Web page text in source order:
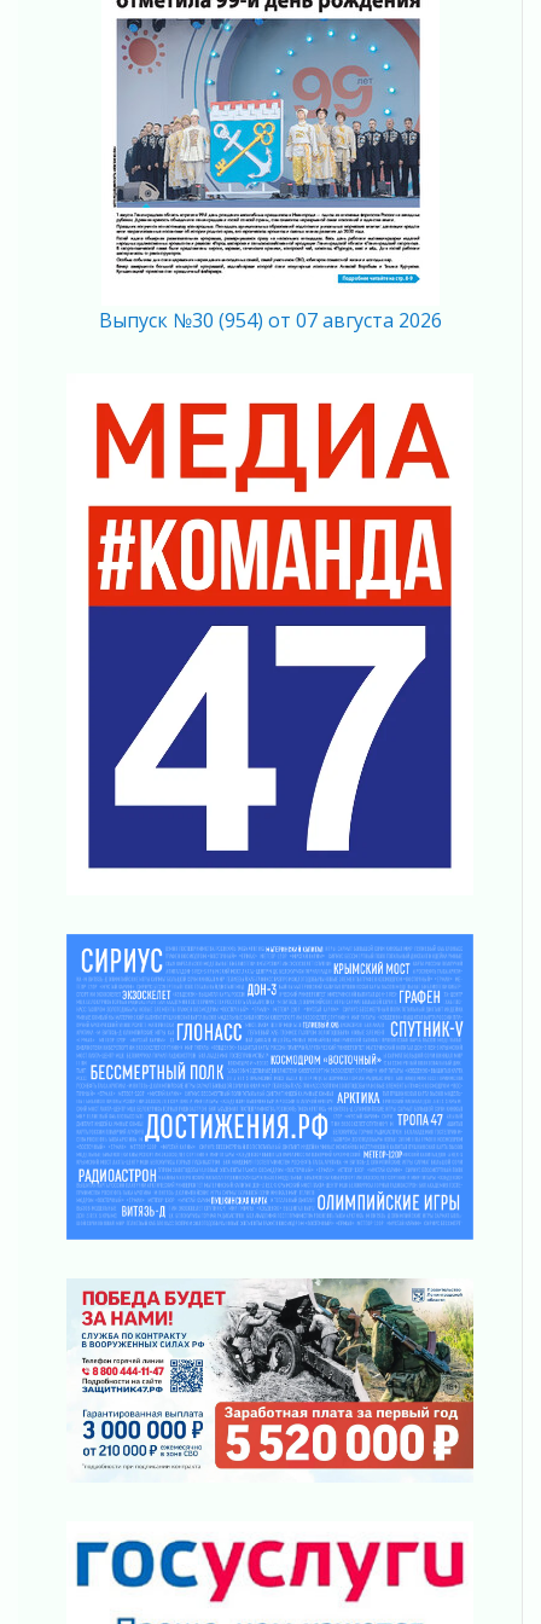
03 августа 2026
Ленобласть повышает производительность
труда в ЖКХ
Поддержка волонтерских объединений
03 августа 2026
Ладожский мост полностью закроют на два
03 августа 2026
Музеи Ленобласти обновляют пространства
Новая площадка: 2027
рассчитывать на доплату от региона
03 августа 2026
За сутки в Ленинградской области
ликвидировали 10 пожаров
03 августа 2026
Клюква наливается, но в корзинку пока не
просится
03 августа 2026
Строительные компании Ленобласти
подняли зарплаты почти на 40% за год
Шесть новых жизней в честь дня рождения
Ленинградской области
03 августа 2026
Уроки безопасности для детей и взрослых
Ленобласть отмечает День Воздушно-
десантных войск
«Активное лето»
02 августа 2026
Ленобласть отметила заслуги жителей перед
регионом и страной
02 августа 2026
Ладога — не пруд
02 августа 2026
ПСК через Гослуслуги напомнит жителям
Ленинградской области о неоплаченных
счетах
02 августа 2026
Пропавшего подростка нашли в Кировском
02 августа 2026
Жителям Ленобласти напомнили, как
действовать при укусе клеща
02 августа 2026
В Ивангороде назвали новых почетных
граждан Ленинградской области
02 августа 2026
Километровые столбы «Дороги жизни»
отправили на реставрацию
02 августа 2026
Выпуск №30 (954) от 07 августа 2026